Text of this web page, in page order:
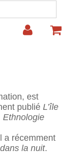
est
publié L’île
Ethnologie
a récemment
la nuit.